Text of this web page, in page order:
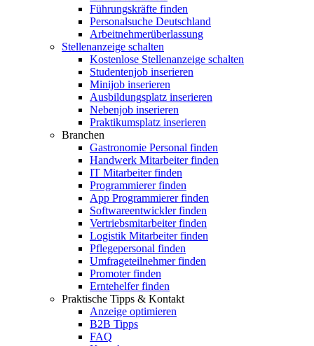
Führungskräfte finden
Personalsuche Deutschland
Arbeitnehmerüberlassung
Stellenanzeige schalten
Kostenlose Stellenanzeige schalten
Studentenjob inserieren
Minijob inserieren
Ausbildungsplatz inserieren
Nebenjob inserieren
Praktikumsplatz inserieren
Branchen
Gastronomie Personal finden
Handwerk Mitarbeiter finden
IT Mitarbeiter finden
Programmierer finden
App Programmierer finden
Softwareentwickler finden
Vertriebsmitarbeiter finden
Logistik Mitarbeiter finden
Pflegepersonal finden
Umfrageteilnehmer finden
Promoter finden
Erntehelfer finden
Praktische Tipps & Kontakt
Anzeige optimieren
B2B Tipps
FAQ